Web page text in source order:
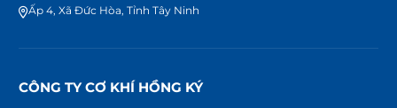
Ấp 4, Xã Đức Hòa, Tỉnh Tây Ninh
CÔNG TY CƠ KHÍ HỒNG KÝ